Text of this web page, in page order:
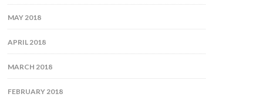
MAY 2018
APRIL 2018
MARCH 2018
FEBRUARY 2018